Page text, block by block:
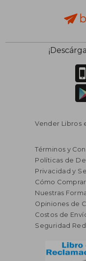
Vender Libros
Términos y
Políticas de
Privacidad y
Cómo Comprar
Nuestras
Opiniones de
Costos de
Seguridad